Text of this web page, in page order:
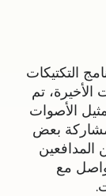
التكتيكات
تم
الأصوات
بعض
المدافعين
مع